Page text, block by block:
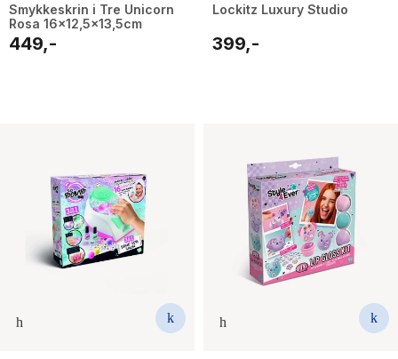
Smykkeskrin i Tre Unicorn
Rosa 16x12,5x13,5cm
449,-
Lockitz Luxury Studio
399,-